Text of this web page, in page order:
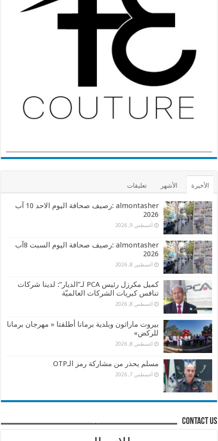
الأخيرة الأشهر تعليقات
almontasher :رصيف صحافة اليوم الاحد 10 آب
2026
أغسطس 9, 2026
almontasher :رصيف صحافة اليوم السبت 8آب
2026
أغسطس 8, 2026
كميل مكرزل رئيس PCA لـ”الديار”: لدينا شركات
تنافس كبريات الشركات العالميّة
أغسطس 8, 2026
بيروت ماراثون وبلدية برمانا أطلقتا « مهرجان برمانا
للركض»
أغسطس 8, 2026
مسلم يحذر من مشاركة رمز الـOTP
أغسطس 7, 2026
contact us